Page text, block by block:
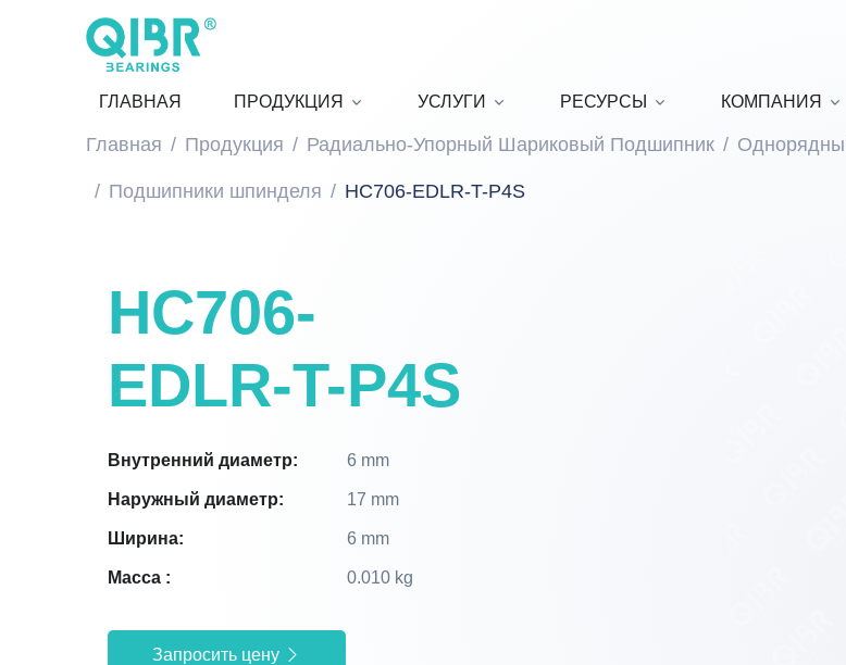
ГЛАВНАЯ ПРОДУКЦИЯ УСЛУГИ РЕСУРСЫ КОМПАНИЯ
Главная Продукция Радиально-Упорный Шариковый Подшипник
Подшипники шпинделя HC706-EDLR-T-P4S
HC706-
EDLR-T-P4S
Внутренний диаметр: 6 mm
Наружный диаметр: 17 mm
Ширина: 6 mm
Масса : 0.010 kg
Запросить цену